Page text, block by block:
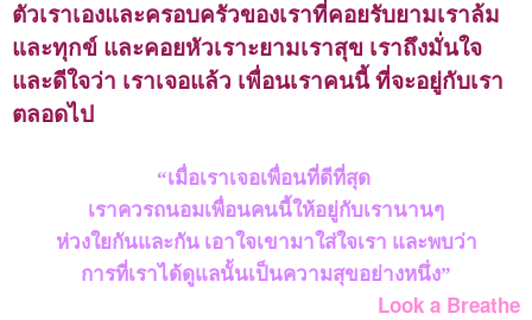
ตัวเราเองและครอบครัวของเราที่คอยรับยามเราล้ม
และทุกข์ และคอยหัวเราะยามเราสุข เราถึงมั่นใจ
และดีใจว่า เราเจอแล้ว เพื่อนเราคนนี้ ที่จะอยู่กับเรา
ตลอดไป
“เมื่อเราเจอเพื่อนที่ดีที่สุด
เราควรถนอมเพื่อนคนนี้ให้อยู่กับเรานานๆ
ห่วงใยกันและกัน เอาใจเขามาใส่ใจเรา และพบว่า
การที่เราได้ดูแลนั้นเป็นความสุขอย่างหนึ่ง”
Look a Breathe